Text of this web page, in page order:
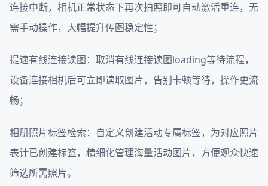
连接中断，相机正常状态下再次拍照即可自动激活重连，无
需手动操作，大幅提升传图稳定性；
提速有线连接读图：取消有线连接读图loading等待流程，
设备连接相机后可立即读取图片，告别卡顿等待，操作更流
畅；
相册照片标签检索：自定义创建活动专属标签，为对应照片
表计已创建标签，精细化管理海量活动图片，方便观众快速
筛选所需照片。